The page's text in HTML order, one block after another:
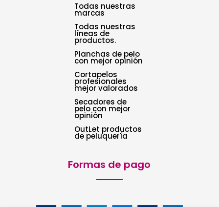
Todas nuestras
marcas
Todas nuestras
líneas de
productos.
Planchas de pelo
con mejor opinión
Cortapelos
profesionales
mejor valorados
Secadores de
pelo con mejor
opinión
OutLet productos
de peluquería
Formas de pago